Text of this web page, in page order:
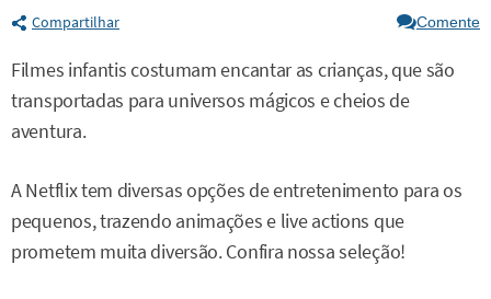
Compartilhar Comente
Filmes infantis costumam encantar as crianças, que são
transportadas para universos mágicos e cheios de
aventura.
A Netflix tem diversas opções de entretenimento para os
pequenos, trazendo animações e live actions que
prometem muita diversão. Confira nossa seleção!